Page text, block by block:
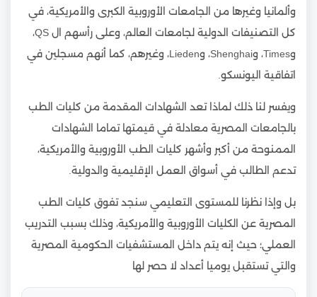
وألمانيا وغيرها من الجامعات الأوروبية الكبرى والأمريكية، في
كل التصنيفات الدولية لجامعات العالم، وعلى رأسهم ال QS،
وTimes، وShenghai، وLieden، وغيرهم، كما أنهم مسجلين في
اتفاقية اليونسكو.
ويفسر لنا ذلك لماذا تعد الشهادات المقدمة من كليات الطب
بالجامعات المصرية معادلة في قيمتها تماما الشهادات
الممنوحة من أكبر وأشهر كليات الطب الأوروبية والأمريكية،
تدعم الطالب في أسواق العمل الإقليمية والدولية.
بل وإذا نظرنا للمستوى التعليمي سنجد تفوق كليات الطب
المصرية عن الكليات الأوروبية والأمريكية، وذلك بسبب التدريب
العملي؛ حيث إنه يتم داخل المستشفيات الحكومية المصرية
والتي تستقبل يوميا أعداد لا حصر لها